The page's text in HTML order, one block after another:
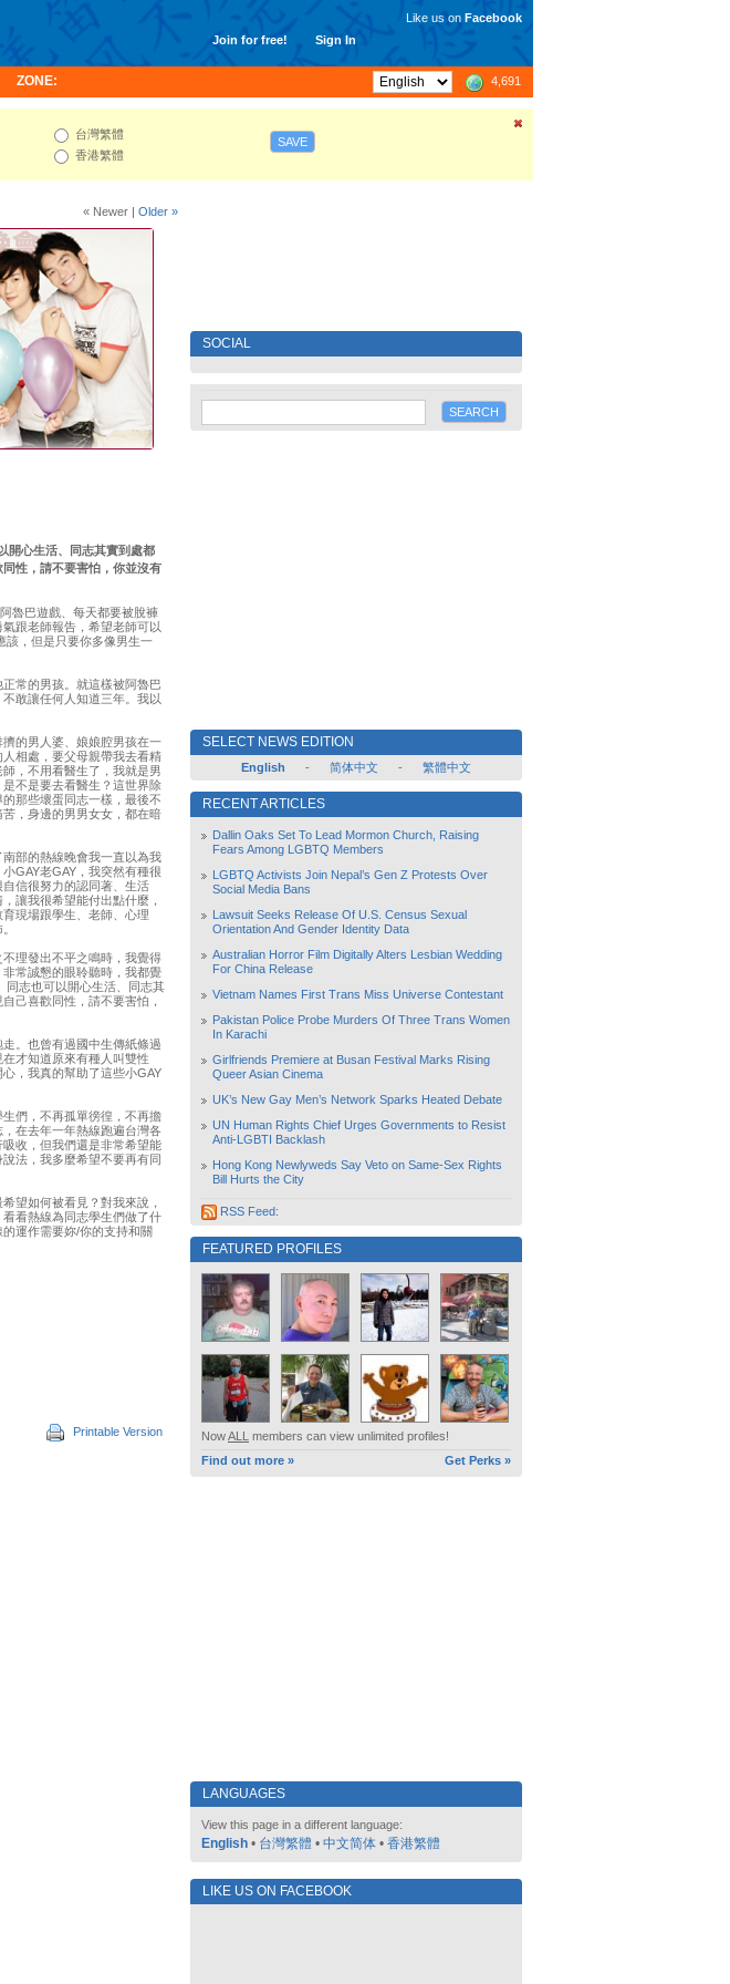
Join for free! Sign In
Like us on Facebook
ZONE: 4,691
台灣繁體
香港繁體
SAVE
« Newer | Older »
開心生活、同志其實到處都
性，請不要害怕，你並沒有
魯巴遊戲、每天都要被脫褲
跟老師報告，希望老師可以
該，但是只要你多像男生一
常的男孩。就這樣被阿魯巴
敢讓任何人知道三年。我以
的男人婆、娘娘腔男孩在一
相處，要父母親帶我去看精
，不用看醫生了，我就是男
不是要去看醫生？這世界除
那些壞蛋同志一樣，最後不
，身邊的男男女女，都在暗
部的熱線晚會我一直以為我
GAY老GAY，我突然有種很
信很努力的認同著、生活
讓我很希望能付出點什麼，
現場跟學生、老師、心理
理發出不平之鳴時，我覺得
常誠懇的眼聆聽時，我都覺
同志也可以開心生活、同志其
己喜歡同性，請不要害怕，
。也曾有過國中生傳紙條過
才知道原來有種人叫雙性
，我真的幫助了這些小GAY
們，不再孤單徬徨，不再擔
在去年一年熱線跑遍台灣各
收，但我們還是非常希望能
法，我多麼希望不要再有同
望如何被看見？對我來說，
看熱線為同志學生們做了什
運作需要妳/你的支持和關
Printable Version
SOCIAL
SELECT NEWS EDITION
English - 简体中文 - 繁體中文
RECENT ARTICLES
Dallin Oaks Set To Lead Mormon Church, Raising
Fears Among LGBTQ Members
LGBTQ Activists Join Nepal’s Gen Z Protests Over
Social Media Bans
Lawsuit Seeks Release Of U.S. Census Sexual
Orientation And Gender Identity Data
Australian Horror Film Digitally Alters Lesbian Wedding
For China Release
Vietnam Names First Trans Miss Universe Contestant
Pakistan Police Probe Murders Of Three Trans Women
In Karachi
Girlfriends Premiere at Busan Festival Marks Rising
Queer Asian Cinema
UK’s New Gay Men’s Network Sparks Heated Debate
UN Human Rights Chief Urges Governments to Resist
Anti-LGBTI Backlash
Hong Kong Newlyweds Say Veto on Same-Sex Rights
Bill Hurts the City
RSS Feed:
FEATURED PROFILES
NowALL members can view unlimited profiles!
Find out more »
Get Perks »
LANGUAGES
View this page in a different language:
English • 台灣繁體 • 中文简体 • 香港繁體
LIKE US ON FACEBOOK